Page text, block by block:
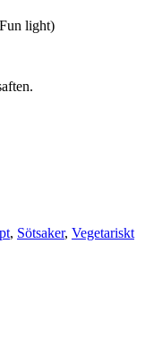
light)
, Sötsaker, Vegetariskt